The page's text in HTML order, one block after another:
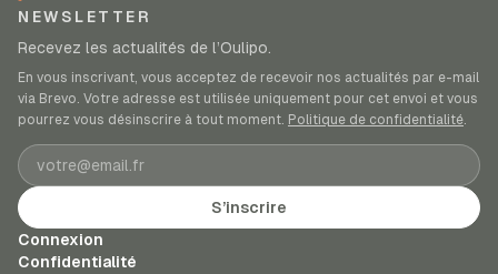
NEWSLETTER
Recevez les actualités de l’Oulipo.
En vous inscrivant, vous acceptez de recevoir nos actualités par e-mail
via Brevo. Votre adresse est utilisée uniquement pour cet envoi et vous
pourrez vous désinscrire à tout moment. Politique de confidentialité.
Adresse e-mail
S’inscrire
Connexion
Confidentialité